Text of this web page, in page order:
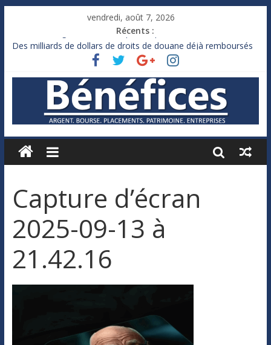
vendredi, août 7, 2026
Récents :
France : le logement mis à l’épreuve par la chaleur
Des milliards de dollars de droits de douane déjà remboursés
Xavier Niel, le milliardaire qui ne touche presque rien
Ruée des fortunes russes vers l’étranger
Capture d’écran
2025-09-13 à
21.42.16